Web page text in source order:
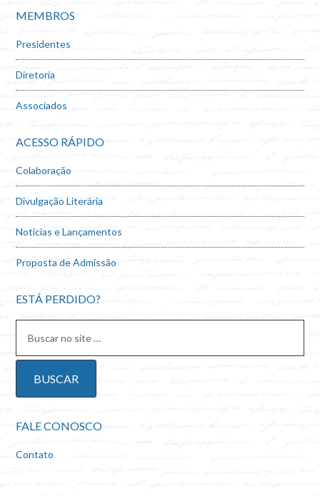
MEMBROS
Presidentes
Diretoria
Associados
ACESSO RÁPIDO
Colaboração
Divulgação Literária
Notícias e Lançamentos
Proposta de Admissão
ESTÁ PERDIDO?
FALE CONOSCO
Contato